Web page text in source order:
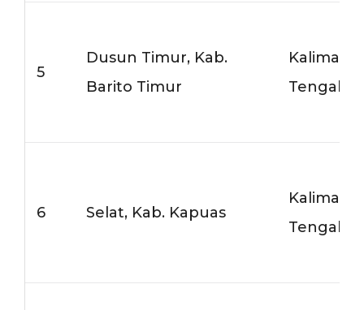
5
Dusun Timur, Kab.
Barito Timur
Tengah
6 Selat, Kab. Kapuas
Tengah